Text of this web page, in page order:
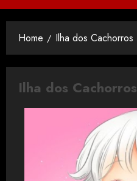
Home Ilha dos Cachorros
Ilha dos Cachorros